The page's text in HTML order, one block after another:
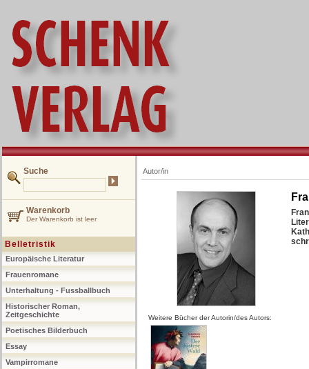
Suche
Warenkorb
Der Warenkorb ist leer
Belletristik
Europäische Literatur
Frauenromane
Unterhaltung - Fussballbuch
Historischer Roman,
Zeitgeschichte
Poetisches Bilderbuch
Essay
Vampirromane
Autor/in
Weitere Bücher der Autorin/des Autors: